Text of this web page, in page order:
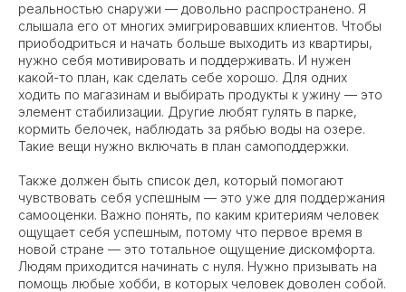
реальностью снаружи — довольно распространено. Я
слышала его от многих эмигрировавших клиентов. Чтобы
приободриться и начать больше выходить из квартиры,
нужно себя мотивировать и поддерживать. И нужен
какой-то план, как сделать себе хорошо. Для одних
ходить по магазинам и выбирать продукты к ужину — это
элемент стабилизации. Другие любят гулять в парке,
кормить белочек, наблюдать за рябью воды на озере.
Такие вещи нужно включать в план самоподдержки.
Также должен быть список дел, который помогают
чувствовать себя успешным — это уже для поддержания
самооценки. Важно понять, по каким критериям человек
ощущает себя успешным, потому что первое время в
новой стране — это тотальное ощущение дискомфорта.
Людям приходится начинать с нуля. Нужно призывать на
помощь любые хобби, в которых человек доволен собой.